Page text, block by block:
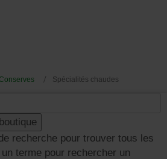
Conserves Spécialités chaudes
recherche pour trouver tous les
terme pour rechercher un